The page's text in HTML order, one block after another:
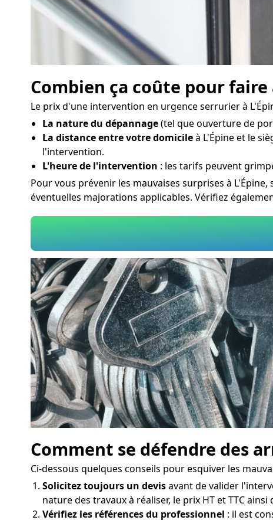
Combien ça coûte pour
Le prix d'une intervention en urgence serrurier à
La nature du dépannage(tel que ouverture de
La distance entre votre domicileà L'Épine et le
l'intervention.
L'heure de l'intervention : les tarifs peuvent
Pour vous prévenir les mauvaises surprises à
éventuelles majorations applicables. Vérifiez
Comment se défendre des
Ci-dessous quelques conseils pour esquiver les
Solicitez toujours un devisavant de valider
nature des travaux à réaliser, le prix HT et TTC
Vérifiez les références du professionnel : il est